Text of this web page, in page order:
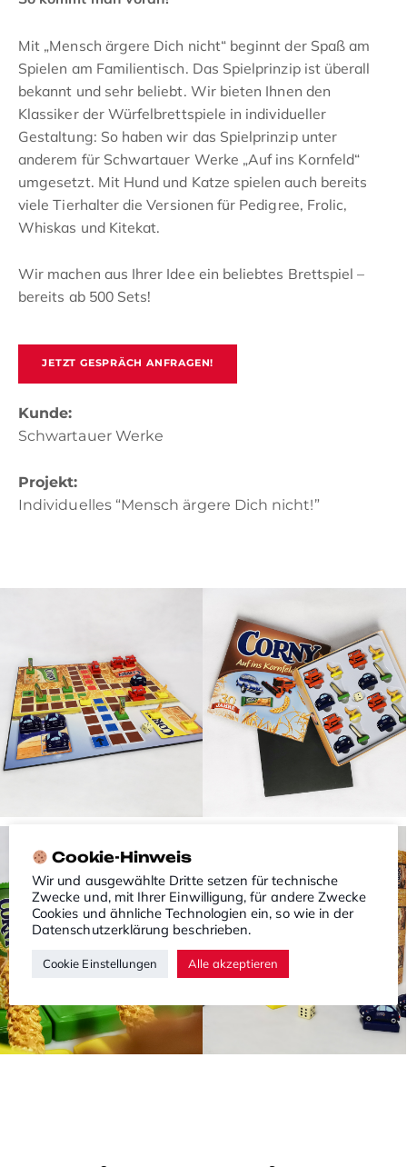
Mit „Mensch ärgere Dich nicht“ beginnt der Spaß am
Spielen am Familientisch. Das Spielprinzip ist überall
bekannt und sehr beliebt. Wir bieten Ihnen den
Klassiker der Würfelbrettspiele in individueller
Gestaltung: So haben wir das Spielprinzip unter
anderem für Schwartauer Werke „Auf ins Kornfeld“
umgesetzt. Mit Hund und Katze spielen auch bereits
viele Tierhalter die Versionen für Pedigree, Frolic,
Whiskas und Kitekat.
Wir machen aus Ihrer Idee ein beliebtes Brettspiel –
bereits ab 500 Sets!
JETZT GESPRÄCH ANFRAGEN!
Kunde:
Schwartauer Werke
Projekt:
Individuelles “Mensch ärgere Dich nicht!”
Cookie-Hinweis
Wir und ausgewählte Dritte setzen für technische
Zwecke und, mit Ihrer Einwilligung, für andere Zwecke
Cookies und ähnliche Technologien ein, so wie in der
Datenschutzerklärung beschrieben.
Cookie Einstellungen Alle akzeptieren